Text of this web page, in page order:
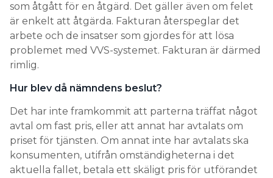
som åtgått för en åtgärd. Det gäller även om felet
är enkelt att åtgärda. Fakturan återspeglar det
arbete och de insatser som gjordes för att lösa
problemet med VVS-systemet. Fakturan är därmed
rimlig.
Hur blev då nämndens beslut?
Det har inte framkommit att parterna träffat något
avtal om fast pris, eller att annat har avtalats om
priset för tjänsten. Om annat inte har avtalats ska
konsumenten, utifrån omständigheterna i det
aktuella fallet, betala ett skäligt pris för utförandet